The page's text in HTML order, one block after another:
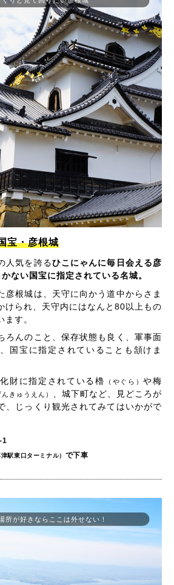
宝・彦根城
人気を誇るひこにゃんに毎日会える彦
ない国宝に指定されている名城。
彦根城は、天守に向かう道中からさま
けられ、天守内にはなんと80以上もの
す。
ろんのこと、保存状態も良く、軍事面
国宝に指定されていることも頷けま
財に指定されている櫓
（やぐら）や梅
んきゅうえん）
、城下町など、見どころが
、じっくり観光されてみてはいかがで
1
津駅東口ターミナル） で下車
所が好きならここは外せない！